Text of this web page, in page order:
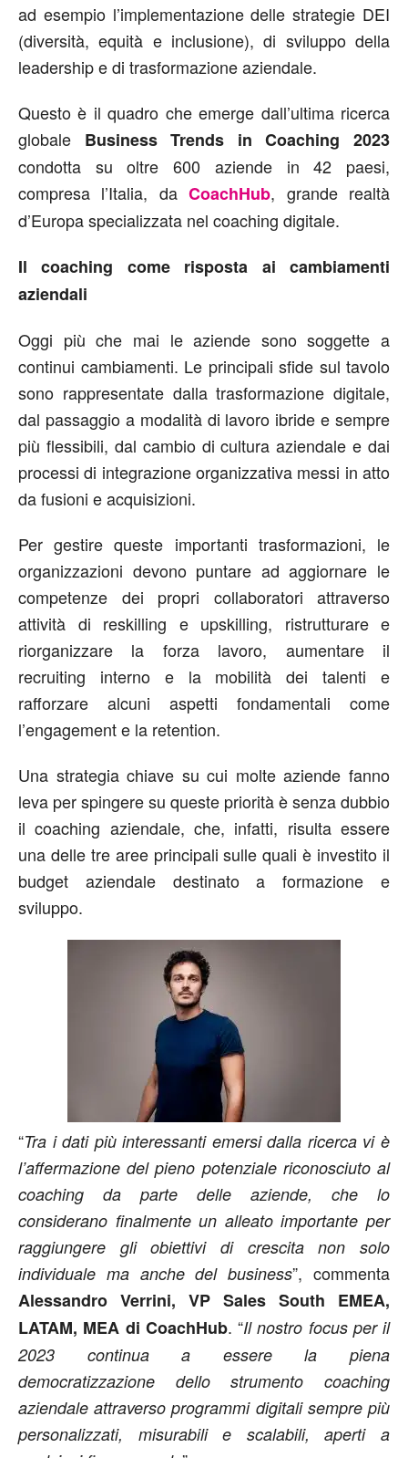
ad esempio l’implementazione delle strategie DEI
(diversità, equità e inclusione), di sviluppo della
leadership e di trasformazione aziendale.
Questo è il quadro che emerge dall’ultima ricerca
globale Business Trends in Coaching 2023
condotta su oltre 600 aziende in 42 paesi,
compresa l’Italia, daCoachHub, grande realtà
d’Europa specializzata nel coaching digitale.
Il coaching come risposta ai cambiamenti
aziendali
Oggi più che mai le aziende sono soggette a
continui cambiamenti. Le principali sfide sul tavolo
sono rappresentate dalla trasformazione digitale,
dal passaggio a modalità di lavoro ibride e sempre
più flessibili, dal cambio di cultura aziendale e dai
processi di integrazione organizzativa messi in atto
da fusioni e acquisizioni.
Per gestire queste importanti trasformazioni, le
organizzazioni devono puntare ad aggiornare le
competenze dei propri collaboratori attraverso
attività di reskilling e upskilling, ristrutturare e
riorganizzare la forza lavoro, aumentare il
recruiting interno e la mobilità dei talenti e
rafforzare alcuni aspetti fondamentali come
l’engagement e la retention.
Una strategia chiave su cui molte aziende fanno
leva per spingere su queste priorità è senza dubbio
il coaching aziendale, che, infatti, risulta essere
una delle tre aree principali sulle quali è investito il
budget aziendale destinato a formazione e
sviluppo.
“Tra i dati più interessanti emersi dalla ricerca vi è
l’affermazione del pieno potenziale riconosciuto al
coaching da parte delle aziende, che lo
considerano finalmente un alleato importante per
raggiungere gli obiettivi di crescita non solo
individuale ma anche del business”, commenta
Alessandro Verrini, VP Sales South EMEA,
LATAM, MEA di CoachHub. “Il nostro focus per il
2023 continua a essere la piena
democratizzazione dello strumento coaching
aziendale attraverso programmi digitali sempre più
personalizzati, misurabili e scalabili, aperti a